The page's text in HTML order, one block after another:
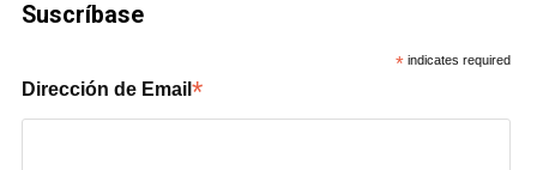
Suscríbase
* indicates required
Dirección de Email*